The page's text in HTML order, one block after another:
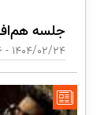
جلسه
1404/02/24 - 14:36